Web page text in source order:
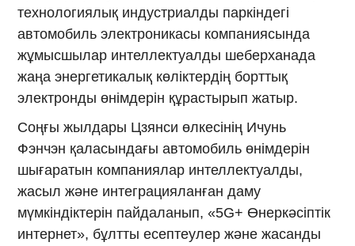
технологиялық индустриалды паркіндегі
автомобиль электроникасы компаниясында
жұмысшылар интеллектуалды шеберханада
жаңа энергетикалық көліктердің борттық
электронды өнімдерін құрастырып жатыр.
Соңғы жылдары Цзянси өлкесінің Ичунь
Фэнчэн қаласындағы автомобиль өнімдерін
шығаратын компаниялар интеллектуалды,
жасыл және интеграцияланған даму
мүмкіндіктерін пайдаланып, «5G+ Өнеркәсіптік
интернет», бұлтты есептеулер және жасанды